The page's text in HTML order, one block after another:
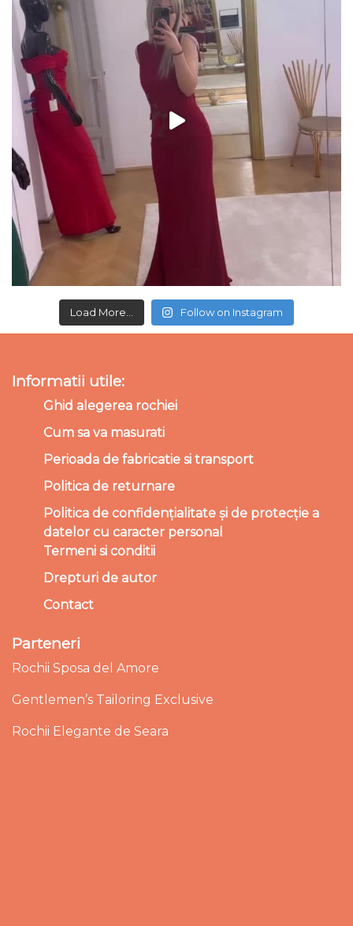
Load More... Follow on Instagram
Informatii utile:
Ghid alegerea rochiei
Cum sa va masurati
Perioada de fabricatie si transport
Politica de returnare
Politica de confidențialitate și de protecție a
datelor cu caracter personal
Termeni si conditii
Drepturi de autor
Contact
Parteneri
Rochii Sposa del Amore
Gentlemen’s Tailoring Exclusive
Rochii Elegante de Seara